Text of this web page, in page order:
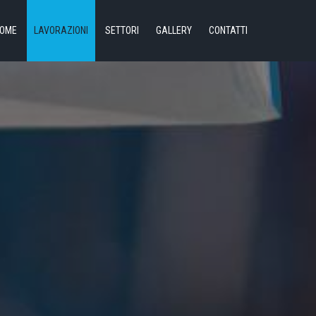
LAVORAZIONI SETTORI GALLERY CONTATTI